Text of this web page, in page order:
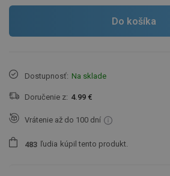
Do košíka
Dostupnosť: Na sklade
Doručenie z: 4.99 €
Vrátenie až do 100 dní
483 ľudia kúpil tento produkt.